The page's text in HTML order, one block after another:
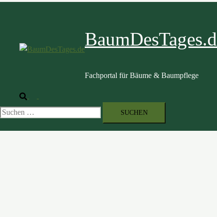
Fachportal für Bäume & Baumpflege
Suche
umschalten
Suche